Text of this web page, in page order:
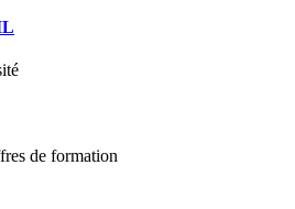
de formation